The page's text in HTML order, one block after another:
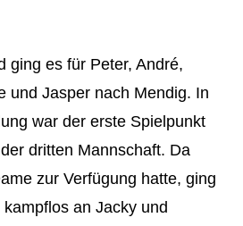
ging es für Peter, André,
und Jasper nach Mendig. In
war der erste Spielpunkt
dritten Mannschaft. Da
zur Verfügung hatte, ging
an Jacky und